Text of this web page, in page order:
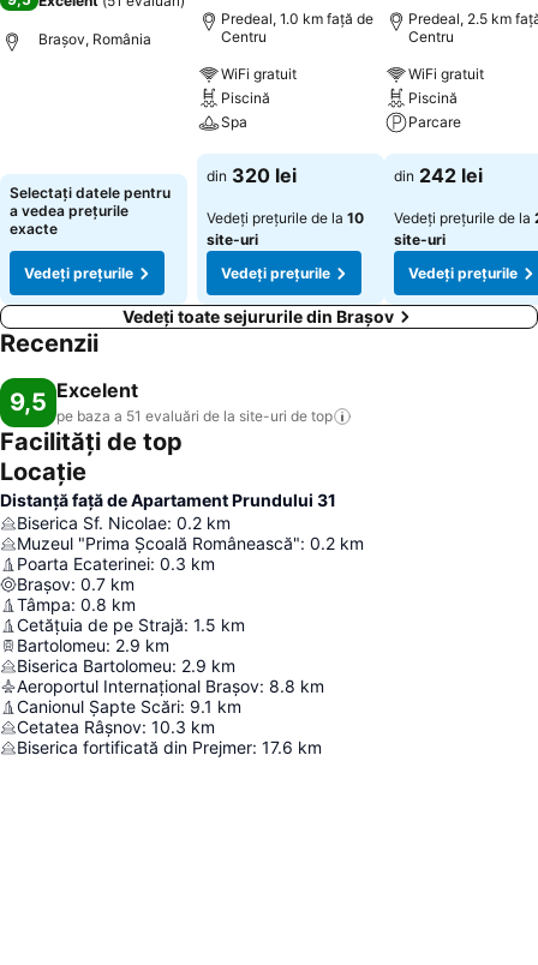
Brașov, România
Selectați datele pentru
a vedea prețurile
exacte
Vedeți prețurile
Predeal, 1.0 km faţă de
Centru
WiFi gratuit
Piscină
Spa
Vedeți prețurile
din 320 lei
Vedeți prețurile de la 10
site-uri
Vedeți prețurile
Predeal, 2.5 km
Centru
WiFi gratuit
Piscină
Parcare
Vedeți prețurile
din 242 lei
Vedeți prețurile de la
site-uri
Vedeți prețurile
Vedeți toate sejururile din Brașov
Recenzii
9,5 Excelent
pe baza a 51 evaluări de la site-uri de top
Facilități de top
Locație
Distanță față de Apartament Prundului 31
Biserica Sf. Nicolae: 0.2 km
Muzeul "Prima Școală Românească": 0.2 km
Poarta Ecaterinei: 0.3 km
Brașov: 0.7 km
Tâmpa: 0.8 km
Cetățuia de pe Strajă: 1.5 km
Bartolomeu: 2.9 km
Biserica Bartolomeu: 2.9 km
Aeroportul Internațional Brașov: 8.8 km
Canionul Șapte Scări: 9.1 km
Cetatea Râșnov: 10.3 km
Biserica fortificată din Prejmer: 17.6 km